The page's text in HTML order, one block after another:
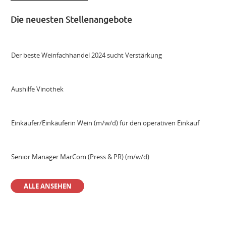
Die neuesten Stellenangebote
Gebietsverkaufsleiter WEST (m/w/d)
Der beste Weinfachhandel 2024 sucht Verstärkung
Aushilfe Vinothek
Einkäufer/Einkäuferin Wein (m/w/d) für den operativen Einkauf
Senior Manager MarCom (Press & PR) (m/w/d)
Sales Manager & Brand Ambassador Premium Spirits (m/w/d)
ALLE ANSEHEN